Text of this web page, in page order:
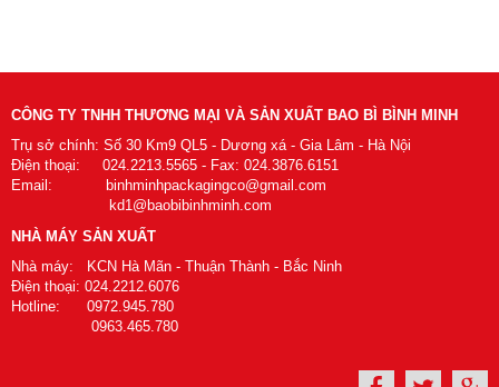
CÔNG TY TNHH THƯƠNG MẠI VÀ SẢN XUẤT BAO BÌ BÌNH MINH
Trụ sở chính: Số 30 Km9 QL5 - Dương xá - Gia Lâm - Hà Nội
Điện thoại: 024.2213.5565 - Fax: 024.3876.6151
Email: binhminhpackagingco@gmail.com
kd1@baobibinhminh.com
NHÀ MÁY SẢN XUẤT
Nhà máy: KCN Hà Mãn - Thuận Thành - Bắc Ninh
Điện thoại: 024.2212.6076
Hotline: 0972.945.780
0963.465.780